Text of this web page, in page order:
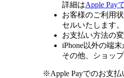
詳細はApple Pay
お客様のご利用
セルいたします。
お支払い方法の
iPhone以外の端
その他、ショッ
※Apple Payでのお支